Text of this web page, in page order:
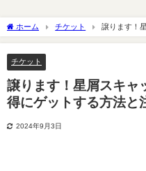
ホーム チケット
譲ります！
トする方法と注意点
チケット
譲ります！星屑スキャ
得にゲットする方法と
2024年9月3日